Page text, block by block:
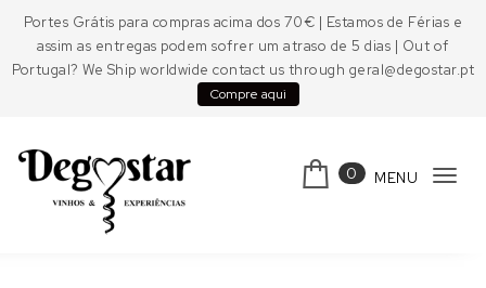
Portes Grátis para compras acima dos 70€ | Estamos de Férias e
assim as entregas podem sofrer um atraso de 5 dias | Out of
Portugal? We Ship worldwide contact us through geral@degostar.pt
Compre aqui
0 MENU